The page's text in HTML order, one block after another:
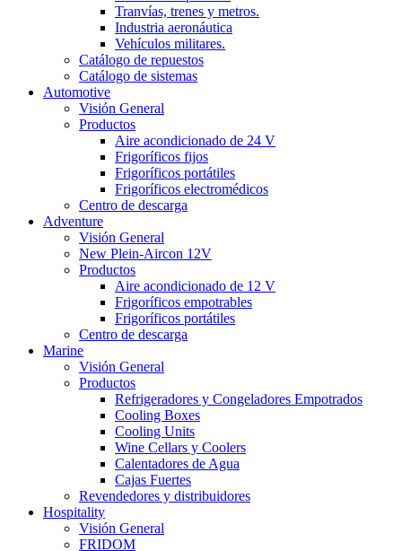
Tranvías, trenes y metros.
Industria aeronáutica
Vehículos militares.
Catálogo de repuestos
Catálogo de sistemas
Automotive
Visión General
Productos
Aire acondicionado de 24 V
Frigoríficos fijos
Frigoríficos portátiles
Frigoríficos electromédicos
Centro de descarga
Adventure
Visión General
New Plein-Aircon 12V
Productos
Aire acondicionado de 12 V
Frigoríficos empotrables
Frigoríficos portátiles
Centro de descarga
Marine
Visión General
Productos
Refrigeradores y Congeladores Empotrados
Cooling Boxes
Cooling Units
Wine Cellars y Coolers
Calentadores de Agua
Cajas Fuertes
Revendedores y distribuidores
Hospitality
Visión General
FRIDOM